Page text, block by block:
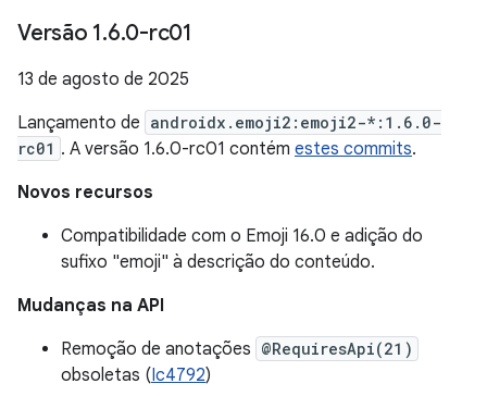
Versão 1.6.0-rc01
13 de agosto de 2025
Lançamento de androidx.emoji2:emoji2-*:1.6.0-
rc01 . A versão 1.6.0-rc01 contém estes commits.
Novos recursos
Compatibilidade com o Emoji 16.0 e adição do
sufixo "emoji" à descrição do conteúdo.
Mudanças na API
Remoção de anotações @RequiresApi(21)
obsoletas (Ic4792)